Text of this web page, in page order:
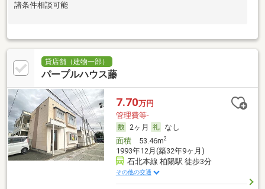
諸条件相談可能
貸店舗（建物一部）
パープルハウス藤
7.70万円
管理費等-
2ヶ月
なし
面積53.46m2
1993年12月(築32年9ヶ月)
石北本線 柏陽駅 徒歩3分
その他の交通